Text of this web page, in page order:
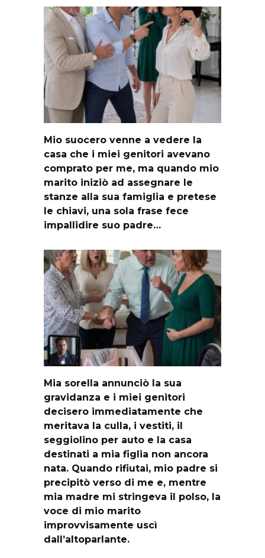
Mio suocero venne a vedere la
casa che i miei genitori avevano
comprato per me, ma quando mio
marito iniziò ad assegnare le
stanze alla sua famiglia e pretese
le chiavi, una sola frase fece
impallidire suo padre…
Mia sorella annunciò la sua
gravidanza e i miei genitori
decisero immediatamente che
meritava la culla, i vestiti, il
seggiolino per auto e la casa
destinati a mia figlia non ancora
nata. Quando rifiutai, mio padre si
precipitò verso di me e, mentre
mia madre mi stringeva il polso, la
voce di mio marito
improvvisamente uscì
dall’altoparlante.